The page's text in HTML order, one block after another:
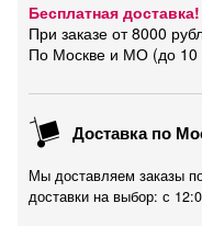
Бесплатная доставка!
При заказе от 8000
По Москве и МО (до
Доставка по
Мы доставляем заказы
доставки на выбор: с